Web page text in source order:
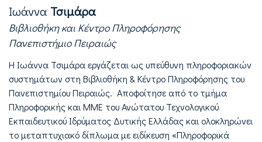
Iωάννα Τσιμάρα
Βιβλιοθήκη και Κέντρο Πληροφόρησης
Πανεπιστήμιο Πειραιώς
Η Ιωάννα Τσιμάρα εργάζεται ως υπεύθυνη πληροφοριακών
συστημάτων στη Βιβλιοθήκη & Κέντρο Πληροφόρησης του
Πανεπιστημίου Πειραιώς. Αποφοίτησε από το τμήμα
Πληροφορικής και ΜΜΕ του Ανώτατου Τεχνολογικού
Εκπαιδευτικού Ιδρύματος Δυτικής Ελλάδας και ολοκληρώνει
το μεταπτυχιακό δίπλωμα με ειδίκευση «Πληροφορικά